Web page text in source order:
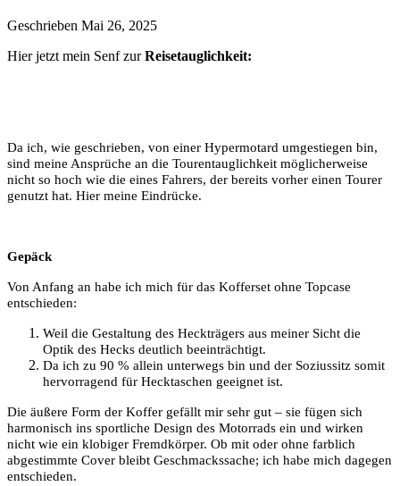
Geschrieben Mai 26, 2025
Hier jetzt mein Senf zurReisetauglichkeit:
Da ich, wie geschrieben, von einer Hypermotard umgestiegen bin,
sind meine Ansprüche an die Tourentauglichkeit möglicherweise
nicht so hoch wie die eines Fahrers, der bereits vorher einen Tourer
genutzt hat. Hier meine Eindrücke.
Gepäck
Von Anfang an habe ich mich für das Kofferset ohne Topcase
entschieden:
Weil die Gestaltung des Heckträgers aus meiner Sicht die
Optik des Hecks deutlich beeinträchtigt.
Da ich zu 90 % allein unterwegs bin und der Soziussitz somit
hervorragend für Hecktaschen geeignet ist.
Die äußere Form der Koffer gefällt mir sehr gut – sie fügen sich
harmonisch ins sportliche Design des Motorrads ein und wirken
nicht wie ein klobiger Fremdkörper. Ob mit oder ohne farblich
abgestimmte Cover bleibt Geschmackssache; ich habe mich dagegen
entschieden.